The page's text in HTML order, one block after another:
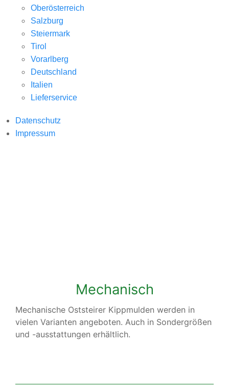
Oberösterreich
Salzburg
Steiermark
Tirol
Vorarlberg
Deutschland
Italien
Lieferservice
Datenschutz
Impressum
Mechanisch
Mechanische Oststeirer Kippmulden werden in
vielen Varianten angeboten. Auch in Sondergrößen
und -ausstattungen erhältlich.